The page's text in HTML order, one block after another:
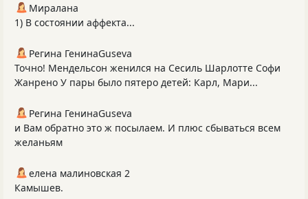
Миралана
1) В состоянии аффекта...
Регина ГенинаGuseva
Точно! Мендельсон женился на Сесиль Шарлотте Софи
Жанрено У пары было пятеро детей: Карл, Мари...
Регина ГенинаGuseva
и Вам обратно это ж посылаем. И плюс сбываться всем
желаньям
елена малиновская 2
Камышев.